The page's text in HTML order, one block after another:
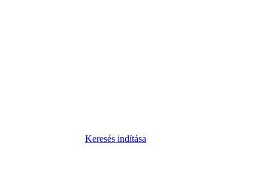
Keresés indítása